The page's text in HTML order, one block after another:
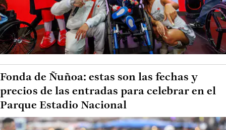
Fonda de Ñuñoa: estas son las fechas y
precios de las entradas para celebrar en el
Parque Estadio Nacional